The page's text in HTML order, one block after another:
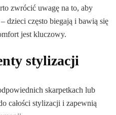
zwrócić uwagę na to, aby
dzieci często biegają i bawią się
jest kluczowy.
stylizacji
skarpetkach lub
całości stylizacji i zapewnią